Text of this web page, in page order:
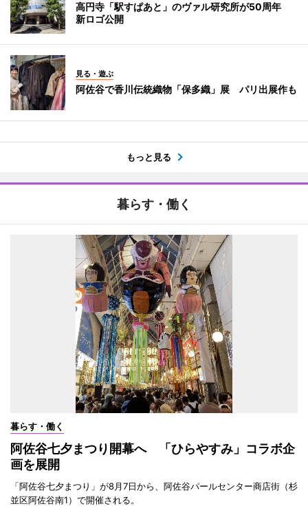
高円寺「駅すぱあと」のヴァル研究所が50周年
新ロゴ公開
見る・遊ぶ
阿佐谷で香川伝統織物「保多織」展 パリ出展作も
もっと見る
暮らす・働く
暮らす・働く
阿佐谷七夕まつり開幕へ 「ひらやすみ」コラボ企
画を展開
「阿佐谷七夕まつり」が8月7日から、阿佐谷パールセンター商店街（杉
並区阿佐谷南1）で開催される。